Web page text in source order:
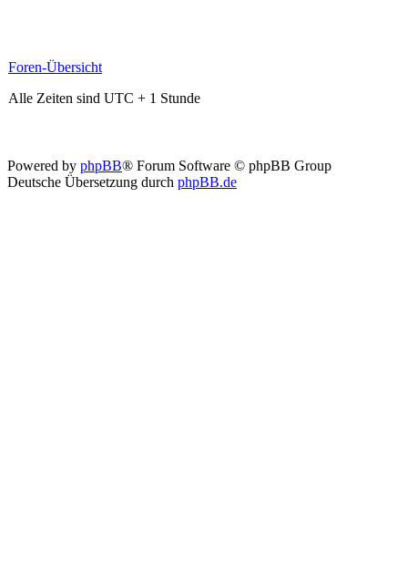
Foren-Übersicht
Alle Zeiten sind UTC + 1 Stunde
Powered by phpBB® Forum Software © phpBB Group
Deutsche Übersetzung durch phpBB.de